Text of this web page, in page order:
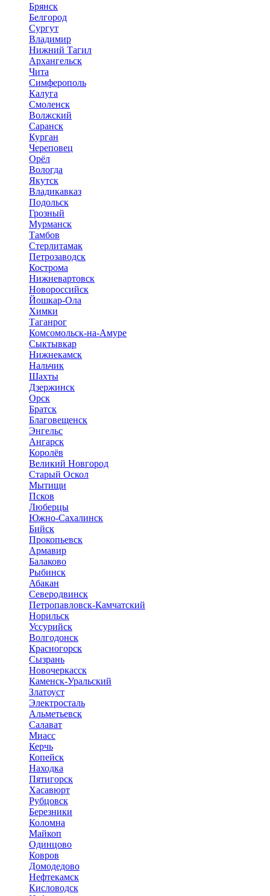
Брянск
Белгород
Сургут
Владимир
Нижний Тагил
Архангельск
Чита
Симферополь
Калуга
Смоленск
Волжский
Саранск
Курган
Череповец
Орёл
Вологда
Якутск
Владикавказ
Подольск
Грозный
Мурманск
Тамбов
Стерлитамак
Петрозаводск
Кострома
Нижневартовск
Новороссийск
Йошкар-Ола
Химки
Таганрог
Комсомольск-на-Амуре
Сыктывкар
Нижнекамск
Нальчик
Шахты
Дзержинск
Орск
Братск
Благовещенск
Энгельс
Ангарск
Королёв
Великий Новгород
Старый Оскол
Мытищи
Псков
Люберцы
Южно-Сахалинск
Бийск
Прокопьевск
Армавир
Балаково
Рыбинск
Абакан
Северодвинск
Петропавловск-Камчатский
Норильск
Уссурийск
Волгодонск
Красногорск
Сызрань
Новочеркасск
Каменск-Уральский
Златоуст
Электросталь
Альметьевск
Салават
Миасс
Керчь
Копейск
Находка
Пятигорск
Хасавюрт
Рубцовск
Березники
Коломна
Майкоп
Одинцово
Ковров
Домодедово
Нефтекамск
Кисловодск